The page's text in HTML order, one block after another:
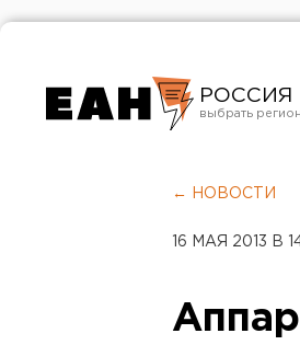
РОССИЯ
← НОВОСТИ
16 МАЯ 2013 В